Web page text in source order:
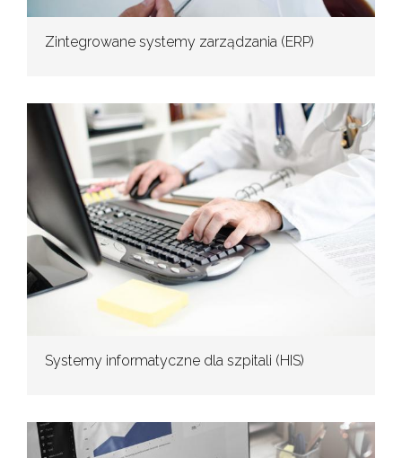
Zintegrowane systemy zarządzania (ERP)
Systemy informatyczne dla szpitali (HIS)